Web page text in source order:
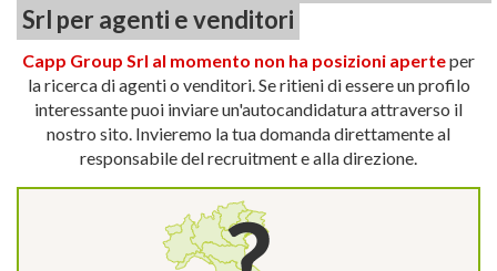
Srl per agenti e venditori
Capp Group Srl al momento non ha posizioni aperteper
la ricerca di agenti o venditori. Se ritieni di essere un profilo
interessante puoi inviare un'autocandidatura attraverso il
nostro sito. Invieremo la tua domanda direttamente al
responsabile del recruitment e alla direzione.